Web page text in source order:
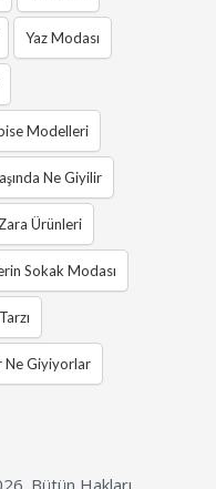
Yaz Modası
Modelleri
Ne Giyilir
Zara Ürünleri
Sokak Modası
Ne Giyiyorlar
Bütün Hakları